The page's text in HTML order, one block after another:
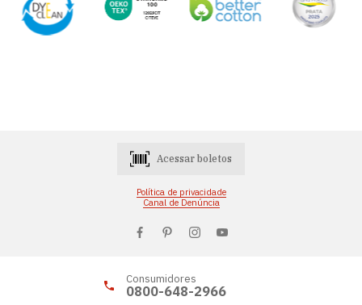
Acessar boletos
Política de privacidade
Canal de Denúncia
Consumidores
0800-648-2966